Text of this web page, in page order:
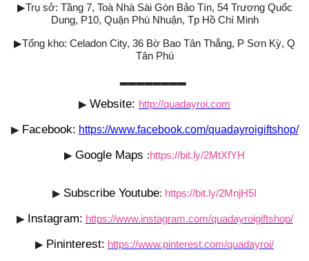
▶Trụ sở: Tầng 7, Toà Nhà Sài Gòn Bảo Tín, 54 Trương Quốc
Dung, P10, Quận Phú Nhuận, Tp Hồ Chí Minh
▶Tổng kho: Celadon City, 36 Bờ Bao Tân Thắng, P Sơn Kỳ, Q
Tân Phú
▶ Website: http://quadayroi.com
▶ Facebook: https://www.facebook.com/quadayroigiftshop/
▶ Google Maps :https://bit.ly/2MtXfYH
▶ Subscribe Youtube: https://bit.ly/2MnjH5I
▶ Instagram: https://www.instagram.com/quadayroigiftshop/
▶ Pininterest: https://www.pinterest.com/quadayroi/